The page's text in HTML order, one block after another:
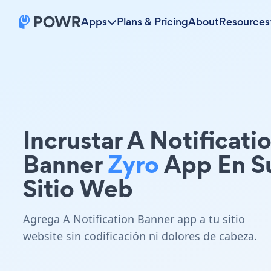
Apps Plans & PricingAboutResources
Incrustar A
BannerZyroApp En
Sitio Web
Agrega A Notification Banner app a tu sitio
website sin codificación ni dolores de cabeza.